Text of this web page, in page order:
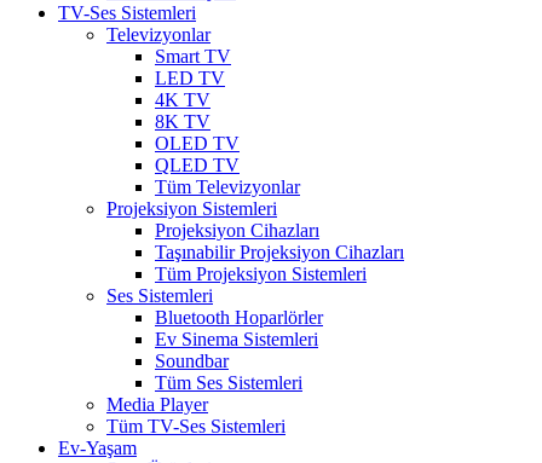
TV-Ses Sistemleri
Televizyonlar
Smart TV
LED TV
4K TV
8K TV
OLED TV
QLED TV
Tüm Televizyonlar
Projeksiyon Sistemleri
Projeksiyon Cihazları
Taşınabilir Projeksiyon Cihazları
Tüm Projeksiyon Sistemleri
Ses Sistemleri
Bluetooth Hoparlörler
Ev Sinema Sistemleri
Soundbar
Tüm Ses Sistemleri
Media Player
Tüm TV-Ses Sistemleri
Ev-Yaşam